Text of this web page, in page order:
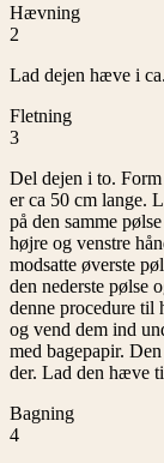
Hævning
2
Lad dejen hæve i
Fletning
3
Del dejen i to.
er ca 50 cm lange.
på den samme
højre og venstre
modsatte øverste
den nederste pølse
denne procedure til
og vend dem ind
med bagepapir.
der. Lad den hæve
Bagning
4